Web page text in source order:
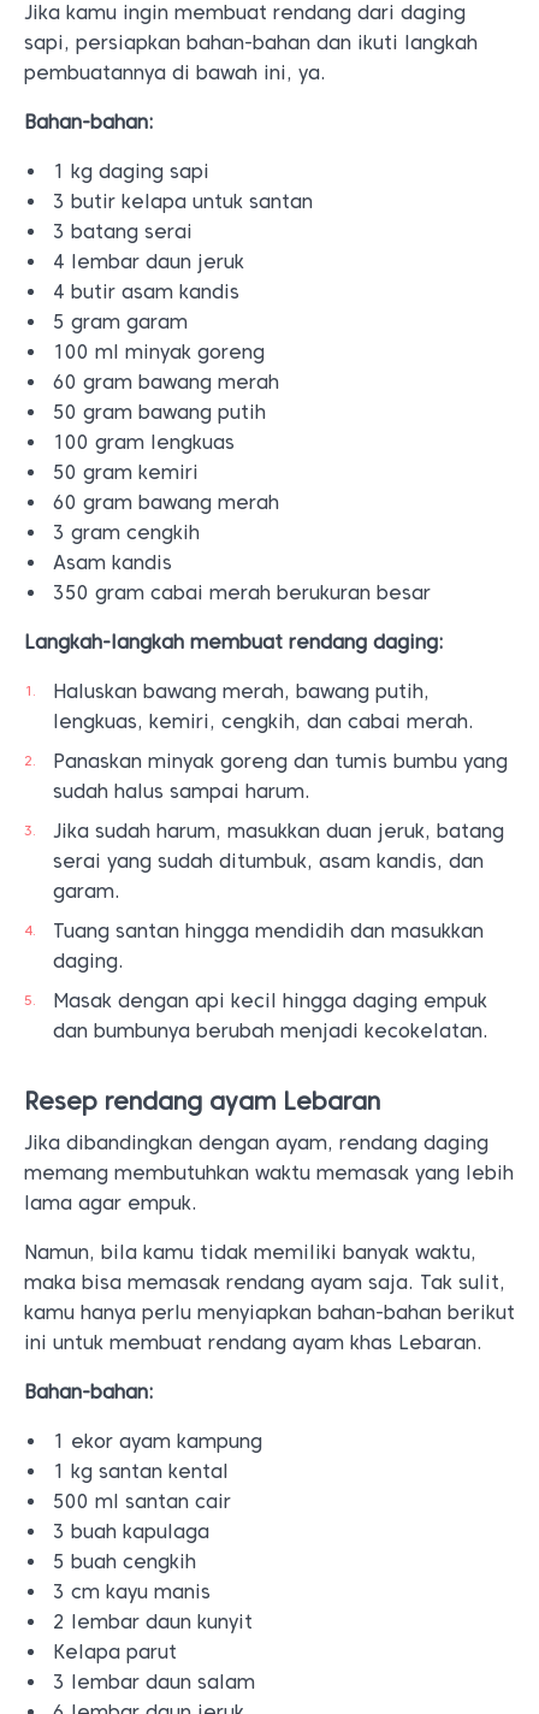
Jika kamu ingin membuat rendang dari daging
sapi, persiapkan bahan-bahan dan ikuti langkah
pembuatannya di bawah ini, ya.
Bahan-bahan:
1 kg daging sapi
3 butir kelapa untuk santan
3 batang serai
4 lembar daun jeruk
4 butir asam kandis
5 gram garam
100 ml minyak goreng
60 gram bawang merah
50 gram bawang putih
100 gram lengkuas
50 gram kemiri
60 gram bawang merah
3 gram cengkih
Asam kandis
350 gram cabai merah berukuran besar
Langkah-langkah membuat rendang daging:
Haluskan bawang merah, bawang putih,
lengkuas, kemiri, cengkih, dan cabai merah.
Panaskan minyak goreng dan tumis bumbu yang
sudah halus sampai harum.
Jika sudah harum, masukkan duan jeruk, batang
serai yang sudah ditumbuk, asam kandis, dan
garam.
Tuang santan hingga mendidih dan masukkan
daging.
Masak dengan api kecil hingga daging empuk
dan bumbunya berubah menjadi kecokelatan.
Resep rendang ayam Lebaran
Jika dibandingkan dengan ayam, rendang daging
memang membutuhkan waktu memasak yang lebih
lama agar empuk.
Namun, bila kamu tidak memiliki banyak waktu,
maka bisa memasak rendang ayam saja. Tak sulit,
kamu hanya perlu menyiapkan bahan-bahan berikut
ini untuk membuat rendang ayam khas Lebaran.
Bahan-bahan:
1 ekor ayam kampung
1 kg santan kental
500 ml santan cair
3 buah kapulaga
5 buah cengkih
3 cm kayu manis
2 lembar daun kunyit
Kelapa parut
3 lembar daun salam